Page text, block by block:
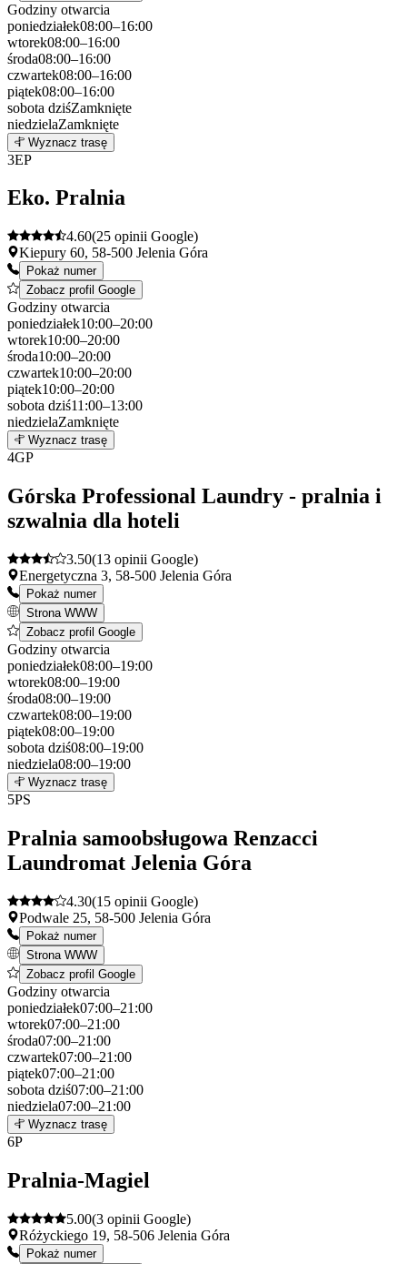
Godziny otwarcia
poniedziałek08:00–16:00
wtorek08:00–16:00
środa08:00–16:00
czwartek08:00–16:00
piątek08:00–16:00
sobota dziśZamknięte
niedzielaZamknięte
+
−
Wyznacz trasę
3EP
Eko. Pralnia
4.60(25 opinii Google)
Kiepury 60, 58-500 Jelenia Góra
Pokaż numer
Zobacz profil Google
Godziny otwarcia
poniedziałek10:00–20:00
wtorek10:00–20:00
środa10:00–20:00
czwartek10:00–20:00
piątek10:00–20:00
sobota dziś11:00–13:00
niedzielaZamknięte
+
−
Wyznacz trasę
4GP
Górska Professional Laundry - pralnia i
szwalnia dla hoteli
3.50(13 opinii Google)
Energetyczna 3, 58-500 Jelenia Góra
Pokaż numer
Strona WWW
Zobacz profil Google
Godziny otwarcia
poniedziałek08:00–19:00
wtorek08:00–19:00
środa08:00–19:00
czwartek08:00–19:00
piątek08:00–19:00
sobota dziś08:00–19:00
niedziela08:00–19:00
+
Wyznacz trasę
5PS
Pralnia samoobsługowa Renzacci
Laundromat Jelenia Góra
4.30(15 opinii Google)
Podwale 25, 58-500 Jelenia Góra
Pokaż numer
Strona WWW
Zobacz profil Google
Godziny otwarcia
poniedziałek07:00–21:00
wtorek07:00–21:00
środa07:00–21:00
czwartek07:00–21:00
piątek07:00–21:00
sobota dziś07:00–21:00
niedziela07:00–21:00
+
Wyznacz trasę
6P
Pralnia-Magiel
5.00(3 opinii Google)
Różyckiego 19, 58-506 Jelenia Góra
Pokaż numer